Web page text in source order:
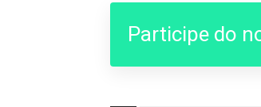
Participe do